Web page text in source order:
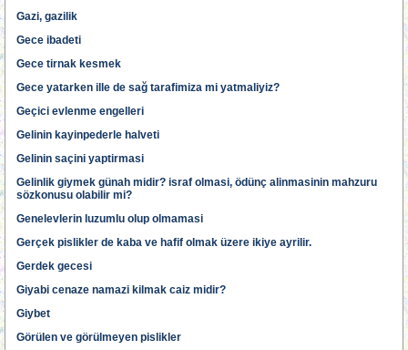
Gazi, gazilik
Gece ibadeti
Gece tirnak kesmek
Gece yatarken ille de sağ tarafimiza mi yatmaliyiz?
Geçici evlenme engelleri
Gelinin kayinpederle halveti
Gelinin saçini yaptirmasi
Gelinlik giymek günah midir? israf olmasi, ödünç alinmasinin mahzuru
sözkonusu olabilir mi?
Genelevlerin luzumlu olup olmamasi
Gerçek pislikler de kaba ve hafif olmak üzere ikiye ayrilir.
Gerdek gecesi
Giyabi cenaze namazi kilmak caiz midir?
Giybet
Görülen ve görülmeyen pislikler